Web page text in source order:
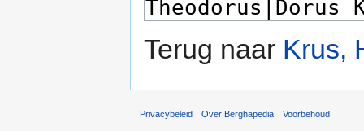
Terug naar Krus,
Privacybeleid Over Berghapedia Voorbehoud